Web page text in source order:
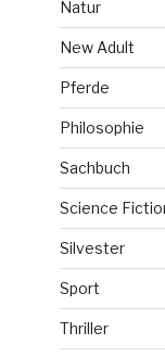
Natur
New Adult
Pferde
Philosophie
Sachbuch
Science
Silvester
Sport
Thriller